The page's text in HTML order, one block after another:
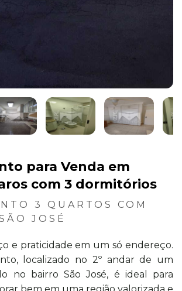
para Venda em
com 3 dormitórios
3 QUARTOS COM
JOSÉ
e praticidade em um só endereço.
localizado no 2º andar de um
no bairro São José, é ideal para